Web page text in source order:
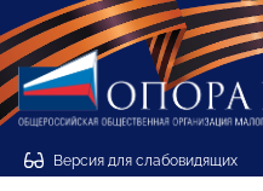
Версия для слабовидящих